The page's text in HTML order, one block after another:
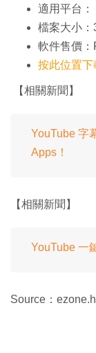
適用平台：
檔案大小：
軟件售價：
按此位置下
【相關新聞】
YouTube 字
Apps！
【相關新聞】
YouTube 一
Source：